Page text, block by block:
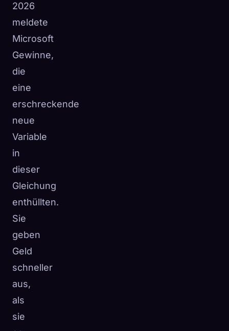
2026
meldete
Microsoft
Gewinne,
die
eine
erschreckende
neue
Variable
in
dieser
Gleichung
enthüllten.
Sie
geben
Geld
schneller
aus,
als
sie